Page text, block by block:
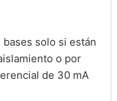
solo si están
o por
de 30 mA